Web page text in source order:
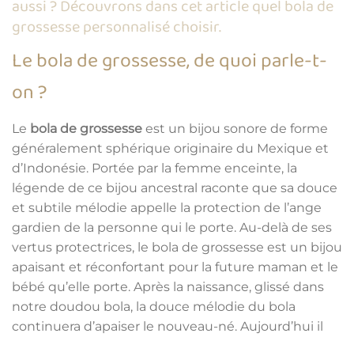
aussi ? Découvrons dans cet article quel bola de
grossesse personnalisé choisir.
Le bola de grossesse, de quoi parle-t-
on ?
Le bola de grossesse est un bijou sonore de forme
généralement sphérique originaire du Mexique et
d’Indonésie. Portée par la femme enceinte, la
légende de ce bijou ancestral raconte que sa douce
et subtile mélodie appelle la protection de l’ange
gardien de la personne qui le porte. Au-delà de ses
vertus protectrices, le bola de grossesse est un bijou
apaisant et réconfortant pour la future maman et le
bébé qu’elle porte. Après la naissance, glissé dans
notre doudou bola, la douce mélodie du bola
continuera d’apaiser le nouveau-né. Aujourd’hui il